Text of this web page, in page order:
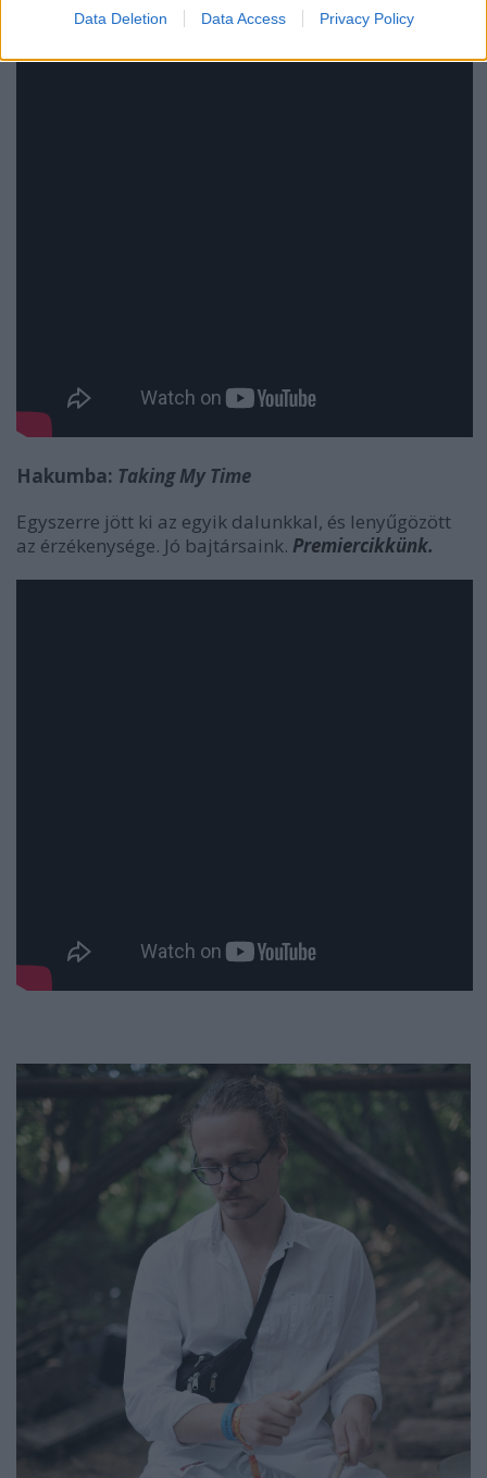
Data Deletion Data Access Privacy Policy
Hakumba: Taking My Time
Egyszerre jött ki az egyik dalunkkal, és lenyűgözött
az érzékenysége. Jó bajtársaink. Premiercikkünk.